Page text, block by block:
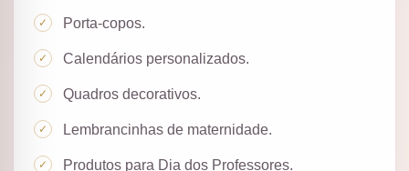
Porta-copos.
Calendários personalizados.
Quadros decorativos.
Lembrancinhas de maternidade.
Produtos para Dia dos Professores.